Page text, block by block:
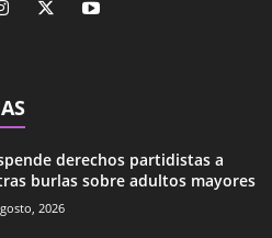
derechos partidistas a
burlas sobre adultos mayores
2026